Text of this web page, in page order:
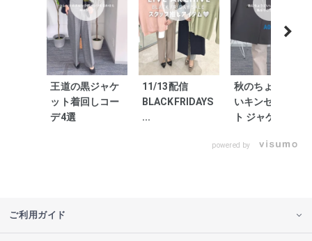
王道の黒ジャケ
ット着回しコー
デ4選
11/13配信
BLACKFRIDAYS
...
秋のちょうどい
いキンセキカッ
ト ジャケ...
powered by
ご利用ガイド